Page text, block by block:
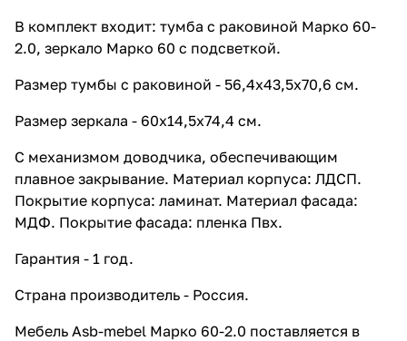
В комплект входит: тумба с раковиной Марко 60-
2.0, зеркало Марко 60 с подсветкой.
Размер тумбы с раковиной - 56,4x43,5x70,6 см.
Размер зеркала - 60x14,5x74,4 см.
С механизмом доводчика, обеспечивающим
плавное закрывание. Материал корпуса: ЛДСП.
Покрытие корпуса: ламинат. Материал фасада:
МДФ. Покрытие фасада: пленка Пвх.
Гарантия - 1 год.
Страна производитель - Россия.
Мебель Asb-mebel Марко 60-2.0 поставляется в